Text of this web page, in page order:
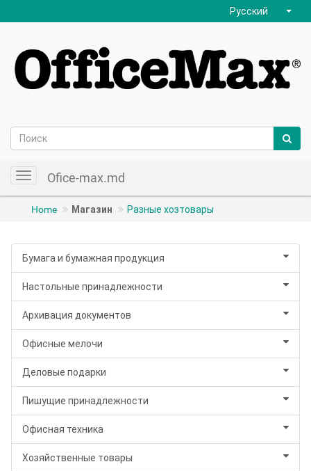
Русский
ToggleOfice-max.md
Home Магазин Разные хозтовары
Бумага и бумажная продукция
Настольные принадлежности
Архивация документов
Офисные мелочи
Деловые подарки
Пишущие принадлежности
Офисная техника
Хозяйственные товары